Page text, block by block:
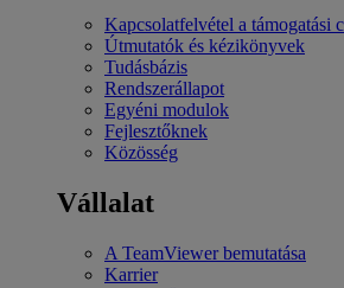
Kapcsolatfelvétel a támogatási
Útmutatók és kézikönyvek
Tudásbázis
Rendszerállapot
Egyéni modulok
Fejlesztőknek
Közösség
Vállalat
A TeamViewer bemutatása
Karrier